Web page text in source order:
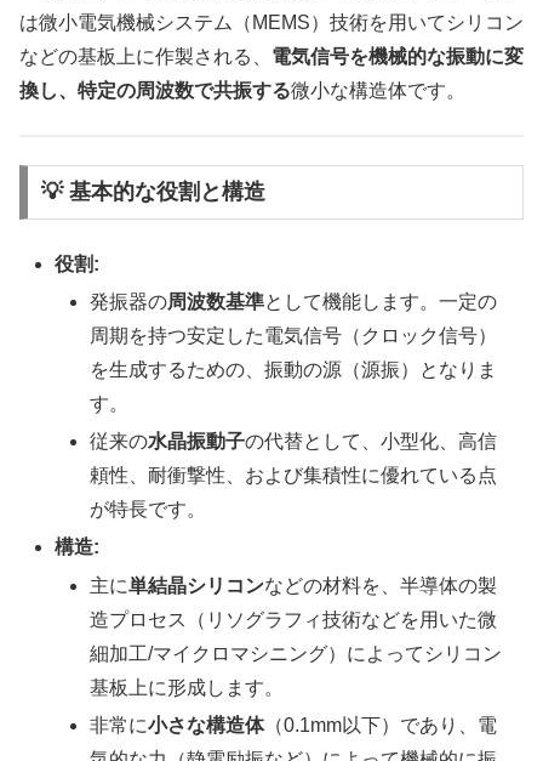
は微小電気機械システム（MEMS）技術を用いてシリコン
などの基板上に作製される、 電気信号を機械的な振動に変
換し、特定の周波数で共振する微小な構造体です。
💡 基本的な役割と構造
役割:
発振器の周波数基準として機能します。一定の
周期を持つ安定した電気信号（クロック信号）
を生成するための、振動の源（源振）となりま
す。
従来の水晶振動子の代替として、小型化、高信
頼性、耐衝撃性、および集積性に優れている点
が特長です。
構造:
主に単結晶シリコンなどの材料を、半導体の製
造プロセス（リソグラフィ技術などを用いた微
細加工/マイクロマシニング）によってシリコン
基板上に形成します。
非常に小さな構造体（0.1mm以下）であり、電